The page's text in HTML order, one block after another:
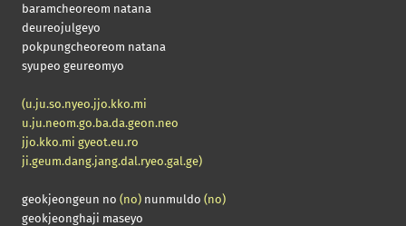
baramcheoreom natana
deureojulgeyo
pokpungcheoreom natana
syupeo geureomyo
(u.ju.so.nyeo.jjo.kko.mi
u.ju.neom.go.ba.da.geon.neo
jjo.kko.mi gyeot.eu.ro
ji.geum.dang.jang.dal.ryeo.gal.ge)
geokjeongeun no (no) nunmuldo (no)
geokjeonghaji maseyo